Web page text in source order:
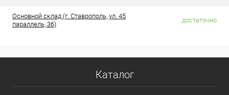
Основной склад (г. Ставрополь, ул. 45
параллель, 36)
достаточно
Каталог